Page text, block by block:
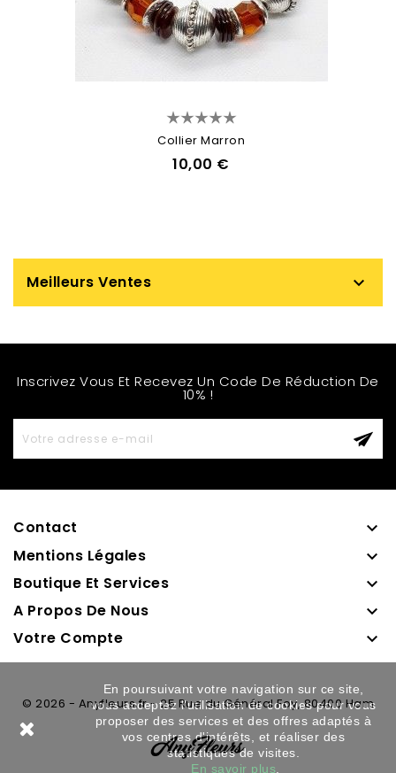
Collier Marron
10,00 €
Meilleurs Ventes 
Inscrivez Vous Et Recevez Un Code De Réduction De
10% !
Contact 
Mentions Légales 
Boutique Et Services 
A Propos De Nous 
En poursuivant votre navigation sur ce site,
vous acceptez l'utilisation de cookies pour vous
proposer des services et des offres adaptés à
vos centres d'intérêts, et réaliser des
statistiques de visites.
En savoir plus
Votre Compte 
© 2026 - Anyfleurs.fr - 25 Rue du Général Foy, 80400 Ham